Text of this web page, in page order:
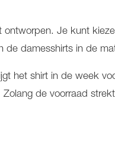
Je kunt
de damesshirts in de
het shirt in de week
de voorraad